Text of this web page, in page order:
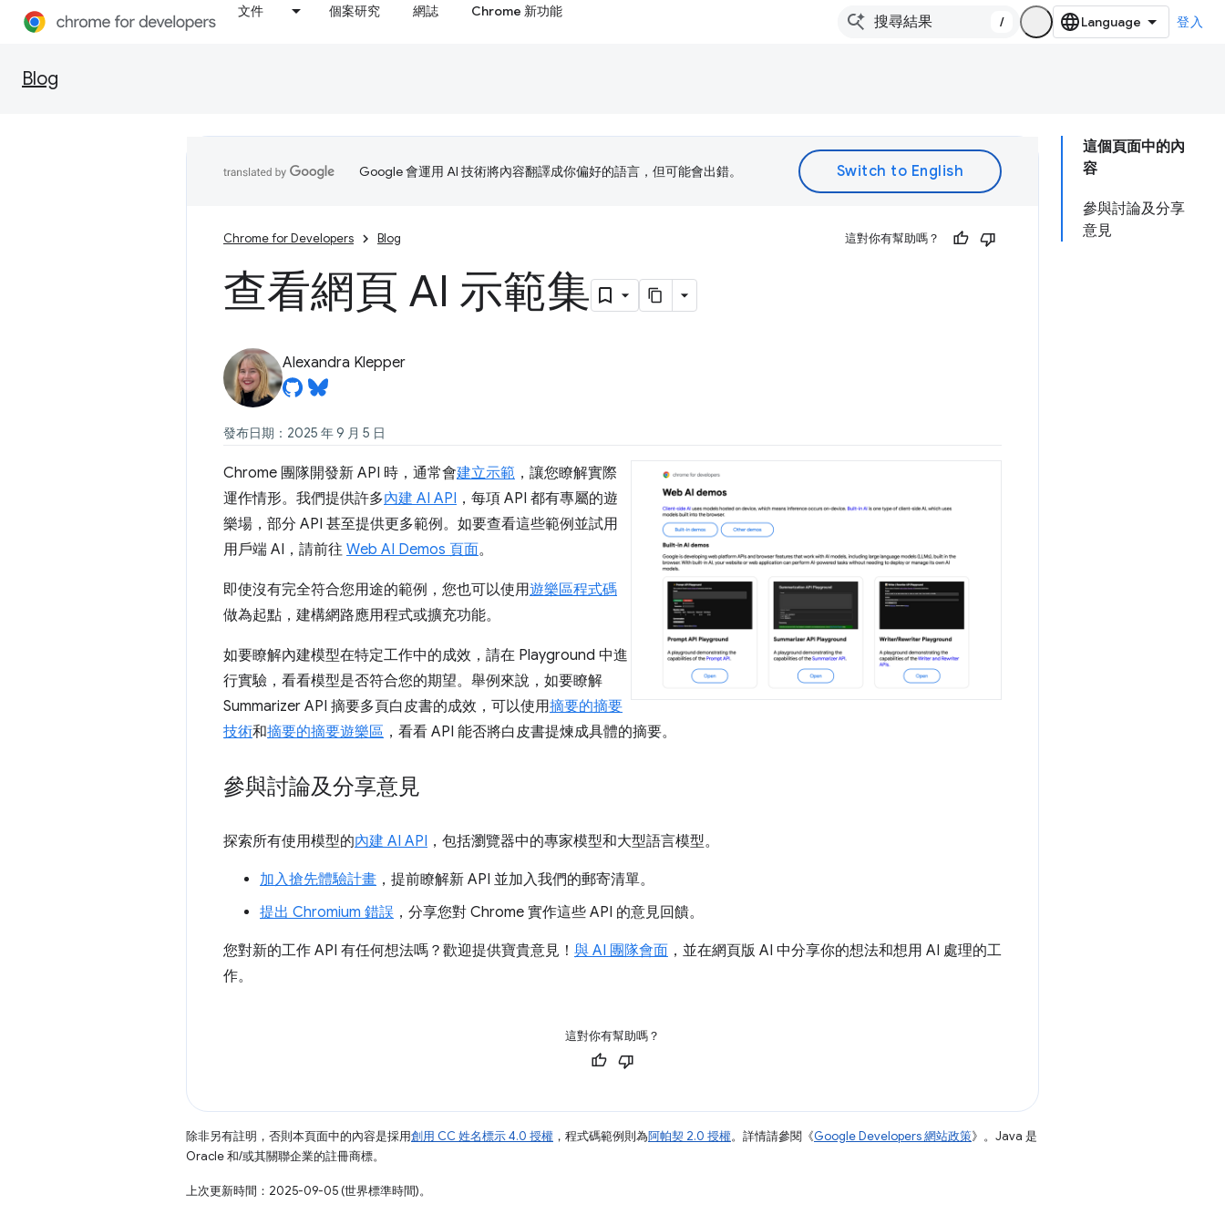
文件 個案研究 網誌 Chrome 新功能
/ 登入
Blog
這個頁面中的內
容
參與討論及分享
意見
Google 會運用 AI 技術將內容翻譯成你偏好的語言，但可能會出錯。
Chrome for Developers Blog 這對你有幫助嗎？
查看網頁 AI 示範集
Alexandra Klepper
發布日期：2025 年 9 月 5 日
Chrome 團隊開發新 API 時，通常會建立示範 ，讓您瞭解實際
運作情形。我們提供許多內建 AI API ，每項 API 都有專屬的遊
樂場，部分 API 甚至提供更多範例。如要查看這些範例並試用
用戶端 AI，請前往 Web AI Demos 頁面。
即使沒有完全符合您用途的範例，您也可以使用遊樂區程式碼
做為起點，建構網路應用程式或擴充功能。
如要瞭解內建模型在特定工作中的成效，請在 Playground 中進
行實驗，看看模型是否符合您的期望。舉例來說，如要瞭解
Summarizer API 摘要多頁白皮書的成效，可以使用摘要的摘要
技術和摘要的摘要遊樂區 ，看看 API 能否將白皮書提煉成具體的摘要。
參與討論及分享意見
探索所有使用模型的內建 AI API ，包括瀏覽器中的專家模型和大型語言模型。
加入搶先體驗計畫 ，提前瞭解新 API 並加入我們的郵寄清單。
提出 Chromium 錯誤 ，分享您對 Chrome 實作這些 API 的意見回饋。
您對新的工作 API 有任何想法嗎？歡迎提供寶貴意見！ 與 AI 團隊會面 ，並在網頁版 AI 中分享你的想法和想用 AI 處理的工
作。
這對你有幫助嗎？
除非另有註明，否則本頁面中的內容是採用創用 CC 姓名標示 4.0 授權 ，程式碼範例則為阿帕契 2.0 授權。詳情請參閱《Google Developers 網站政策》。Java 是
Oracle 和/或其關聯企業的註冊商標。
上次更新時間：2025-09-05 (世界標準時間)。